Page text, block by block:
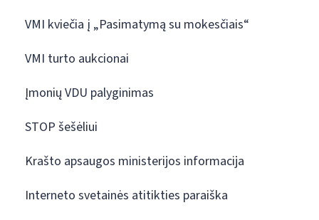
VMI kviečia į „Pasimatymą su mokesčiais“
VMI turto aukcionai
Įmonių VDU palyginimas
STOP šešėliui
Krašto apsaugos ministerijos informacija
Interneto svetainės atitikties paraiška